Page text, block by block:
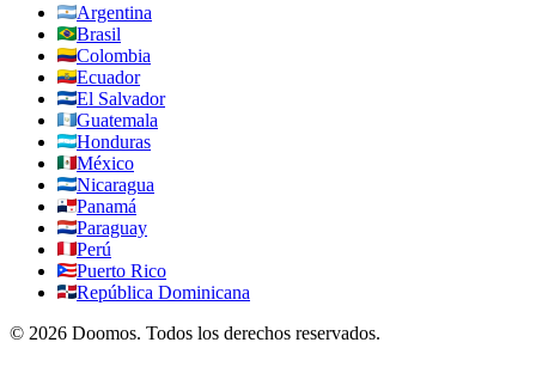
Argentina
Brasil
Colombia
Ecuador
El Salvador
Guatemala
Honduras
México
Nicaragua
Panamá
Paraguay
Perú
Puerto Rico
República Dominicana
© 2026 Doomos. Todos los derechos reservados.